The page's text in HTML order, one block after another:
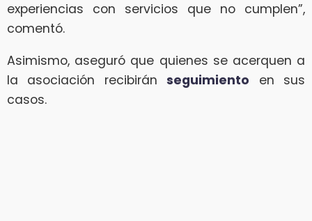
experiencias con servicios que no cumplen”,
comentó.
Asimismo, aseguró que quienes se acerquen a
la asociación recibiránseguimiento en sus
casos.